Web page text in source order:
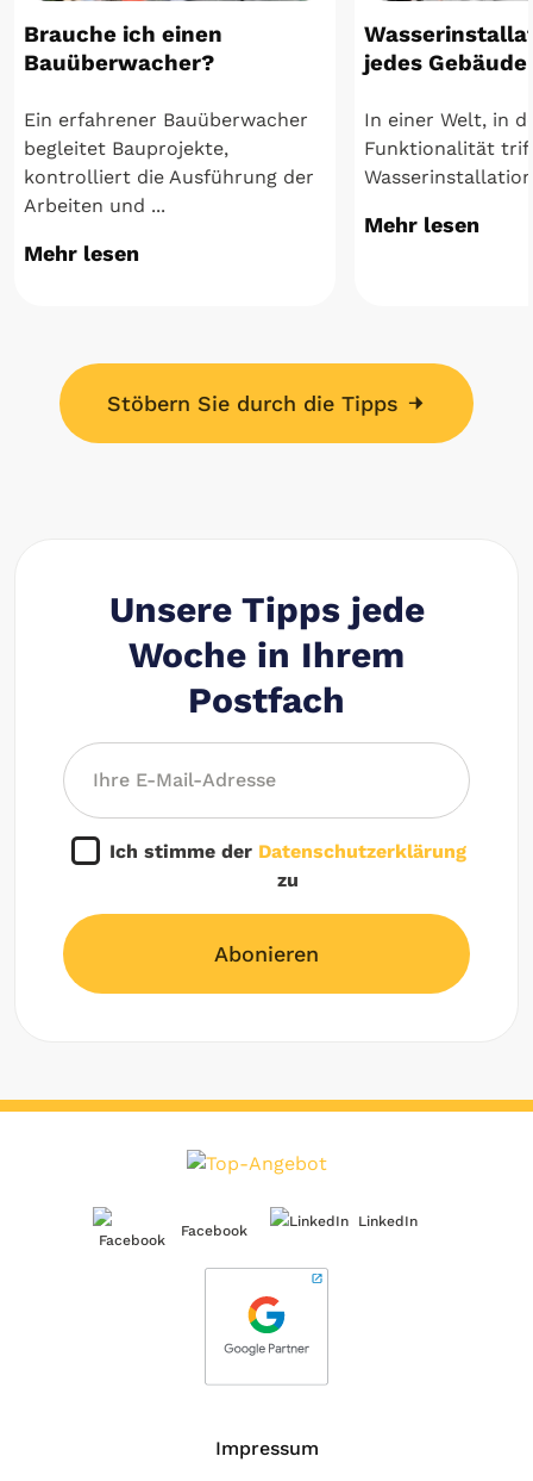
Brauche ich einen
Bauüberwacher?
Ein erfahrener Bauüberwacher
begleitet Bauprojekte,
kontrolliert die Ausführung der
Arbeiten und ...
Mehr lesen
jedes Gebäude
In einer Welt, in
Funktionalität
Mehr lesen
Stöbern Sie durch die Tipps
Unsere Tipps jede
Woche in Ihrem
Postfach
Ich stimme der Datenschutzerklärung
zu
Abonieren
Facebook
LinkedIn
Impressum